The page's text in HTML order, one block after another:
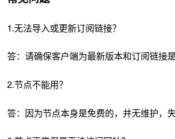
1.无法导入或更新订阅链接？
答：请确保客户端为最新版本和订阅链接
2.节点不能用？
答：因为节点本身是免费的，并无维护，